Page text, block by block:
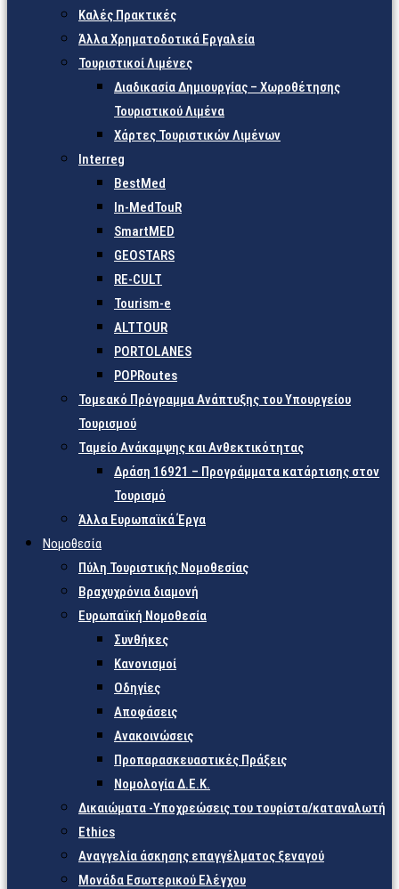
Καλές Πρακτικές
Άλλα Χρηματοδοτικά Εργαλεία
Τουριστικοί Λιμένες
Διαδικασία Δημιουργίας – Χωροθέτησης
Τουριστικού Λιμένα
Χάρτες Τουριστικών Λιμένων
Interreg
BestMed
In-MedTouR
SmartMED
GEOSTARS
RE-CULT
Tourism-e
ALTTOUR
PORTOLANES
POPRoutes
Τομεακό Πρόγραμμα Ανάπτυξης του Υπουργείου
Τουρισμού
Ταμείο Ανάκαμψης και Ανθεκτικότητας
Δράση 16921 – Προγράμματα κατάρτισης στον
Τουρισμό
Άλλα Ευρωπαϊκά Έργα
Νομοθεσία
Πύλη Τουριστικής Νομοθεσίας
Βραχυχρόνια διαμονή
Ευρωπαϊκή Νομοθεσία
Συνθήκες
Κανονισμοί
Οδηγίες
Αποφάσεις
Ανακοινώσεις
Προπαρασκευαστικές Πράξεις
Νομολογία Δ.Ε.Κ.
Δικαιώματα -Υποχρεώσεις του τουρίστα/καταναλωτή
Ethics
Αναγγελία άσκησης επαγγέλματος ξεναγού
Μονάδα Εσωτερικού Ελέγχου